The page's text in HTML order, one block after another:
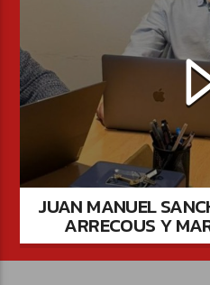
JUAN MANUEL
ARRECOUS Y